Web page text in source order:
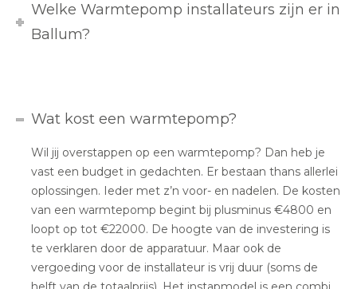
Welke Warmtepomp installateurs zijn er in
Ballum?
Wat kost een warmtepomp?
Wil jij overstappen op een warmtepomp? Dan heb je
vast een budget in gedachten. Er bestaan thans allerlei
oplossingen. Ieder met z’n voor- en nadelen. De kosten
van een warmtepomp begint bij plusminus €4800 en
loopt op tot €22000. De hoogte van de investering is
te verklaren door de apparatuur. Maar ook de
vergoeding voor de installateur is vrij duur (soms de